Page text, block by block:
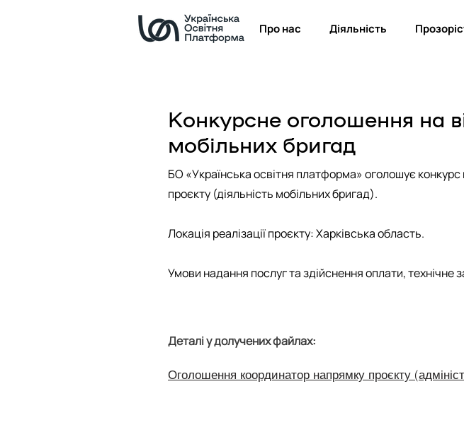
Про нас Діяльність
Конкурсне оголошення на
мобільних бригад
БО «Українська освітня платформа» оголошує
проєкту (діяльність мобільних бригад).
Локація реалізації проєкту: Харківська область.
Умови надання послуг та здійснення оплати, технічне
Деталі у долучених файлах:
Оголошення координатор напрямку проєкту